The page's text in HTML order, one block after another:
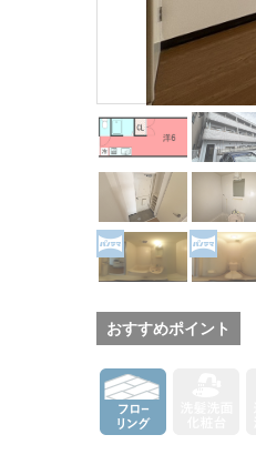
おすすめポイント